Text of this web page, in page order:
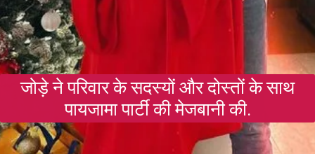
जोड़े ने परिवार के सदस्यों और दोस्तों के साथ
पायजामा पार्टी की मेजबानी की.